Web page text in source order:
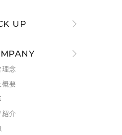
UP
念
要
介